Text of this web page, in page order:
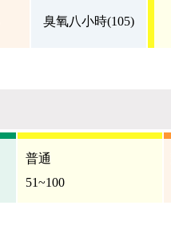
臭氧八小時(105)
普通
51~100